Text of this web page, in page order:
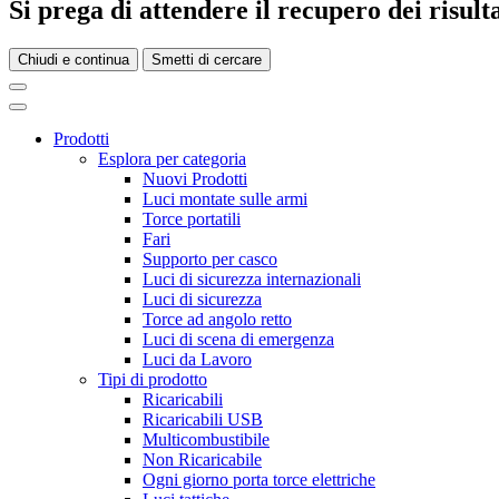
Si prega di attendere il recupero dei
Chiudi e continua Smetti di cercare
Prodotti
Esplora per categoria
Nuovi Prodotti
Luci montate sulle armi
Torce portatili
Fari
Supporto per casco
Luci di sicurezza internazionali
Luci di sicurezza
Torce ad angolo retto
Luci di scena di emergenza
Luci da Lavoro
Tipi di prodotto
Ricaricabili
Ricaricabili USB
Multicombustibile
Non Ricaricabile
Ogni giorno porta torce elettriche